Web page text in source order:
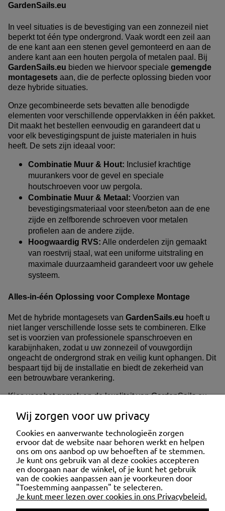
GardenSails.eu
In veel situaties is de bevestiging van een zonnezeil niet
beperkt tot één type ondergrond. Vaak wordt een zeil aan
de ene kant aan een stenen gevel gemonteerd en aan de
andere kant aan een houten pergola of metalen paal. Bij
GardenSails.eu bieden we hiervoor speciale gemengde
montagesets aan, die de perfecte oplossing bieden voor
deze hybride situaties.
Onze gecombineerde sets bevatten alle benodigde
elementen voor verschillende oppervlakken in één pakket.
Dit maakt het bestellen eenvoudig en garandeert dat u
voor elk bevestigingspunt de juiste materialen in huis
heeft. De sets zijn ideaal voor:
Combinatie Muur & Hout: Inclusief krachtige
muurankers voor de gevel en speciale
houtschroeven voor uw pergola.
Combinatie Muur & Metaal: Voorzien van
bevestigingsmateriaal voor steen/beton aan de ene
zijde en zelfborende schroeven voor metalen
profielen aan de andere zijde.
Hoogwaardig RVS: Alle onderdelen zijn gemaakt
van roestvrij staal, wat een uniforme uitstraling en
maximale duurzaamheid garandeert voor uw gehele
systeem.
Alles-in-één Oplossing voor Complexe Montage
Met de hybride montagesets van GardenSails.eu hoeft u
niet langer verschillende losse sets te combineren. Elke
set is voorzien van professionele spanschroeven en
karabijnhaken, zodat u uw zonnezeil of vouwgordijn
ongeacht de ondergrond strak en veilig kunt ophangen. Dit
bespaart tijd bij de installatie en biedt de zekerheid van
een betrouwbare verankering.
Kies voor het gemak en de kwaliteit van GardenSails.eu
ook uitziet.
KLANTENSERVICE
MIJN ACCOUNT
Wij zorgen voor uw privacy
Cookies en aanverwante technologieën zorgen
ervoor dat de website naar behoren werkt en helpen
ons om ons aanbod op uw behoeften af te stemmen.
Je kunt ons gebruik van al deze cookies accepteren
en doorgaan naar de winkel, of je kunt het gebruik
van de cookies aanpassen aan je voorkeuren door
"Toestemming aanpassen" te selecteren.
Je kunt meer lezen over cookies in ons Privacybeleid.